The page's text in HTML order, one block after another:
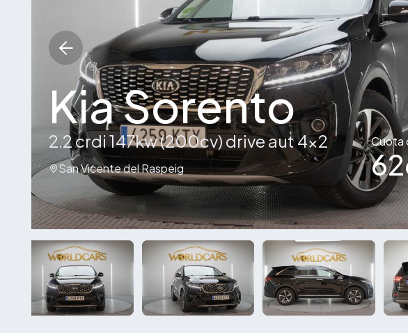
Kia Sorento
2.2 crdi 147kw (200cv) drive aut 4x2
San Vicente del Raspeig
Cuota